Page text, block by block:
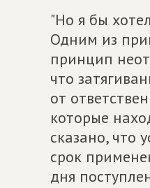
"Но я бы
Одним из
принцип
что
от
которые
сказано, что
срок
дня